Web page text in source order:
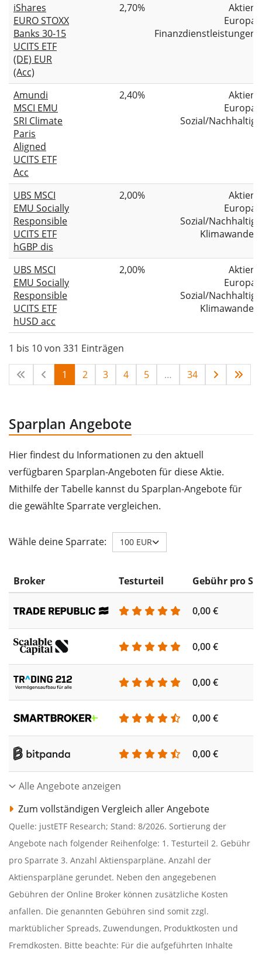
iShares
EURO STOXX
Banks 30-15
UCITS ETF
(DE) EUR
(Acc)
2,70%
Aktien
Europa
Finanzdienstleistungen
Amundi
MSCI EMU
SRI Climate
Paris
Aligned
UCITS ETF
Acc
2,40%
Aktien
Europa
Sozial/Nachhaltig
UBS MSCI
EMU Socially
Responsible
UCITS ETF
hGBP dis
2,00%
Aktien
Europa
Sozial/Nachhaltig
Klimawandel
UBS MSCI
EMU Socially
Responsible
UCITS ETF
hUSD acc
2,00%
Aktien
Europa
Sozial/Nachhaltig
Klimawandel
1 bis 10 von 331 Einträgen
1 2 3 4 5 … 34
Sparplan Angebote
Hier findest du Informationen zu den aktuell
verfügbaren Sparplan-Angeboten für diese Aktie.
Mithilfe der Tabelle kannst du Sparplan-Angebote für
die gewählte Sparrate vergleichen.
Wähle deine Sparrate: 100 EUR
Broker Testurteil Gebühr pro
0,00 €
0,00 €
0,00 €
0,00 €
0,00 €
Alle Angebote anzeigen
Zum vollständigen Vergleich aller Angebote
Quelle: justETF Research; Stand: 8/2026. Sortierung der
Angebote nach folgender Reihenfolge: 1. Testurteil 2. Gebühr
pro Sparrate 3. Anzahl Aktiensparpläne. Anzahl der
Aktiensparpläne gerundet. Neben den angegebenen
Gebühren der Online Broker können zusätzliche Kosten
anfallen. Die genannten Gebühren sind somit zzgl.
marktüblicher Spreads, Zuwendungen, Produktkosten und
Fremdkosten. Bitte beachte: Für die aufgeführten Inhalte